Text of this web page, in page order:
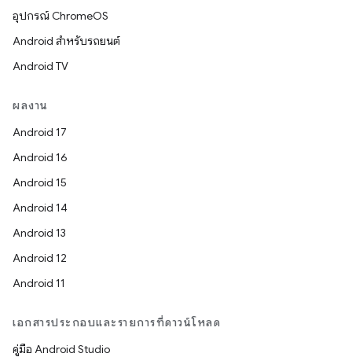
อุปกรณ์ ChromeOS
Android สำหรับรถยนต์
Android TV
ผลงาน
Android 17
Android 16
Android 15
Android 14
Android 13
Android 12
Android 11
เอกสารประกอบและรายการที่ดาวน์โหลด
คู่มือ Android Studio